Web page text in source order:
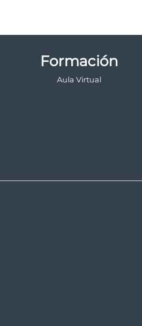
Formación
Aula Virtual